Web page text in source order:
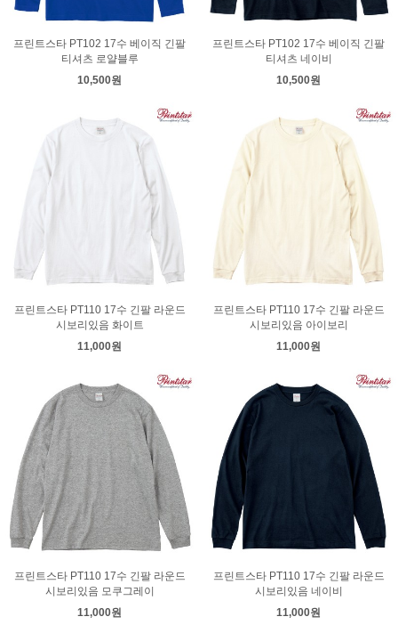
프린트스타 PT102 17수 베이직 긴팔
티셔츠 로얄블루
10,500원
프린트스타 PT102 17수 베이직 긴팔
티셔츠 네이비
10,500원
프린트스타 PT110 17수 긴팔 라운드
시보리있음 화이트
11,000원
프린트스타 PT110 17수 긴팔 라운드
시보리있음 아이보리
11,000원
프린트스타 PT110 17수 긴팔 라운드
시보리있음 모쿠그레이
11,000원
프린트스타 PT110 17수 긴팔 라운드
시보리있음 네이비
11,000원